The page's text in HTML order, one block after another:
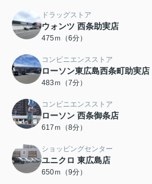
ドラッグストア
ウォンツ 西条助実店
475ｍ（6分）
コンビニエンスストア
ローソン東広島西条町助実店
483ｍ（7分）
コンビニエンスストア
ローソン 西条御条店
617ｍ（8分）
ショッピングセンター
ユニクロ 東広島店
650ｍ（9分）